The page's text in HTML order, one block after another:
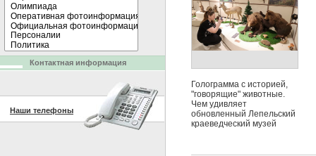
Голограмма с историей,
"говорящие" животные.
Чем удивляет
обновленный Лепельский
краеведческий музей
Контактная информация
Наши телефоны